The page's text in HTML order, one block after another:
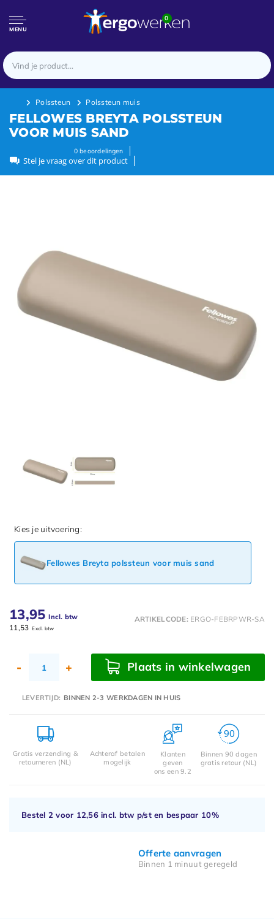
MENU
0
Polssteun Polssteun muis
FELLOWES BREYTA POLSSTEUN
VOOR MUIS SAND
0beoordelingen
Stel je vraag over dit product
Kies je uitvoering:
Fellowes Breyta polssteun voor muis sand
13,95 Incl. btw
11,53 Excl. btw
ARTIKELCODE: ERGO-FEBRPWR-SA
- + Plaats in winkelwagen
LEVERTIJD: BINNEN 2-3 WERKDAGEN IN HUIS
Gratis verzending &
retourneren (NL)
Achteraf betalen
mogelijk
Klanten
geven
ons een 9.2
Binnen 90 dagen
gratis retour (NL)
Bestel 2 voor 12,56incl. btw p/st en bespaar 10%
Offerte aanvragen
Binnen 1 minuut geregeld